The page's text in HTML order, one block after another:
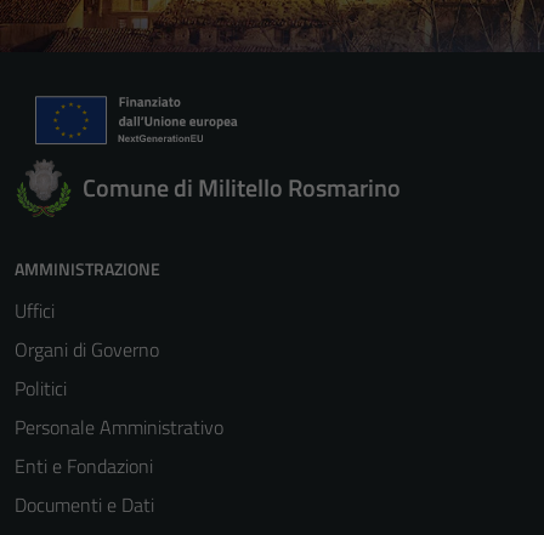
Comune di Militello Rosmarino
AMMINISTRAZIONE
Uffici
Organi di Governo
Politici
Personale Amministrativo
Enti e Fondazioni
Documenti e Dati